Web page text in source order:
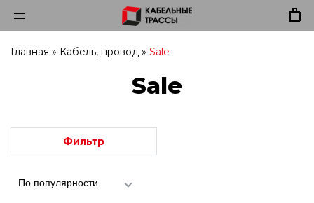
Главная » Кабель, провод » Sale
Sale
Фильтр
По популярности